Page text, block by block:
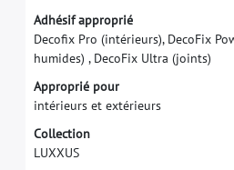
Adhésif approprié
Decofx Pro (intérieurs), DecoFix Po
humides) , DecoFix Ultra (joints)
Approprié pour
intérieurs et extérieurs
Collection
LUXXUS